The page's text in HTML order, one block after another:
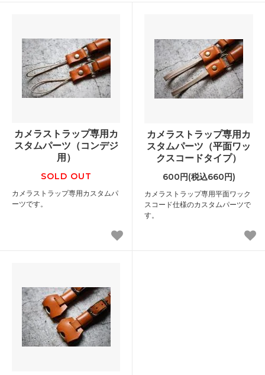
カメラストラップ専用カ
スタムパーツ（コンデジ
用）
SOLD OUT
カメラストラップ専用カスタムパ
ーツです。
カメラストラップ専用カ
スタムパーツ（平面ワッ
クスコードタイプ）
600円(税込660円)
カメラストラップ専用平面ワック
スコード仕様のカスタムパーツで
す。